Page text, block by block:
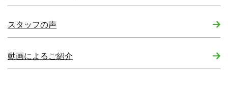
スタッフの声
動画によるご紹介